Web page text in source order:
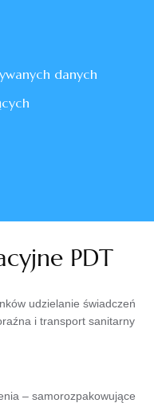
danych
PDT
udzielanie świadczeń
i transport sanitarny
– samorozpakowujące